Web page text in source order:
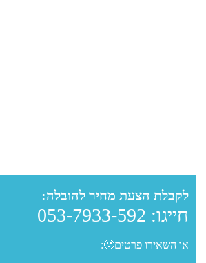
לקבלת הצעת מחיר להובלה:
חייגו: 053-7933-592
או השאירו פרטים🙂: